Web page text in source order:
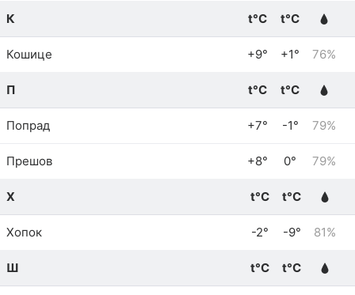
К t°C t°C
Кошице +9° +1° 76%
П t°C t°C
Попрад +7° -1° 79%
Прешов +8° 0° 79%
Х t°C t°C
Хопок -2° -9° 81%
Ш t°C t°C